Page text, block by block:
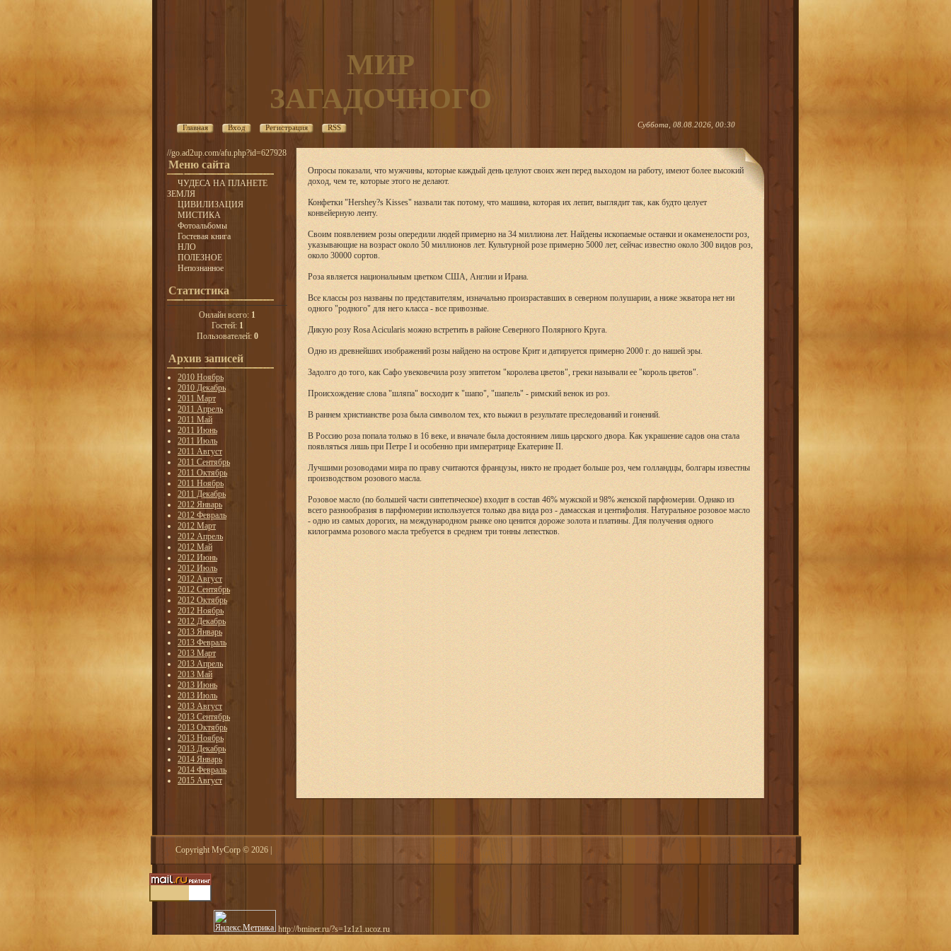
МИР
ЗАГАДОЧНОГО
Главная Вход Регистрация RSS Суббота, 08.08.2026, 00:30
//go.ad2up.com/afu.php?id=627928
Меню сайта
ЧУДЕСА НА ПЛАНЕТЕ
ЗЕМЛЯ
ЦИВИЛИЗАЦИЯ
МИСТИКА
Фотоальбомы
Гостевая книга
НЛО
ПОЛЕЗНОЕ
Непознанное
Статистика
Онлайн всего: 1
Гостей: 1
Пользователей: 0
Архив записей
2010 Ноябрь
2010 Декабрь
2011 Март
2011 Апрель
2011 Май
2011 Июнь
2011 Июль
2011 Август
2011 Сентябрь
2011 Октябрь
2011 Ноябрь
2011 Декабрь
2012 Январь
2012 Февраль
2012 Март
2012 Апрель
2012 Май
2012 Июнь
2012 Июль
2012 Август
2012 Сентябрь
2012 Октябрь
2012 Ноябрь
2012 Декабрь
2013 Январь
2013 Февраль
2013 Март
2013 Апрель
2013 Май
2013 Июнь
2013 Июль
2013 Август
2013 Сентябрь
2013 Октябрь
2013 Ноябрь
2013 Декабрь
2014 Январь
2014 Февраль
2015 Август
Опросы показали, что мужчины, которые каждый день целуют своих жен перед выходом на работу, имеют более высокий
доход, чем те, которые этого не делают.
Конфетки "Hershey?s Kisses" назвали так потому, что машина, которая их лепит, выглядит так, как будто целует
конвейерную ленту.
Своим появлением розы опередили людей примерно на 34 миллиона лет. Найдены ископаемые останки и окаменелости роз,
указывающие на возраст около 50 миллионов лет. Культурной розе примерно 5000 лет, сейчас известно около 300 видов роз,
около 30000 сортов.
Роза является национальным цветком США, Англии и Ирана.
Все классы роз названы по представителям, изначально произраставших в северном полушарии, а ниже экватора нет ни
одного "родного" для него класса - все привозные.
Дикую розу Rosa Acicularis можно встретить в районе Северного Полярного Круга.
Одно из древнейших изображений розы найдено на острове Крит и датируется примерно 2000 г. до нашей эры.
Задолго до того, как Сафо увековечила розу эпитетом "королева цветов", греки называли ее "король цветов".
Происхождение слова "шляпа" восходит к "шапо", "шапель" - римский венок из роз.
В раннем христианстве роза была символом тех, кто выжил в результате преследований и гонений.
В Россию роза попала только в 16 веке, и вначале была достоянием лишь царского двора. Как украшение садов она стала
появляться лишь при Петре I и особенно при императрице Екатерине II.
Лучшими розоводами мира по праву считаются французы, никто не продает больше роз, чем голландцы, болгары известны
производством розового масла.
Розовое масло (по большей части синтетическое) входит в состав 46% мужской и 98% женской парфюмерии. Однако из
всего разнообразия в парфюмерии используется только два вида роз - дамасская и центифолия. Натуральное розовое масло
- одно из самых дорогих, на международном рынке оно ценится дороже золота и платины. Для получения одного
килограмма розового масла требуется в среднем три тонны лепестков.
Copyright MyCorp © 2026
http://bminer.ru/?s=1z1z1.ucoz.ru